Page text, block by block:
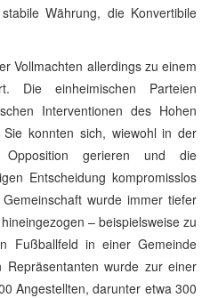
Währung, die Konvertibile
Vollmachten allerdings zu einem
Die einheimischen Parteien
Interventionen des Hohen
konnten sich, wiewohl in der
Opposition gerieren und die
Entscheidung kompromisslos
wurde immer tiefer
– beispielsweise zu
Fußballfeld in einer Gemeinde
wurde zur einer
Angestellten, darunter etwa 300